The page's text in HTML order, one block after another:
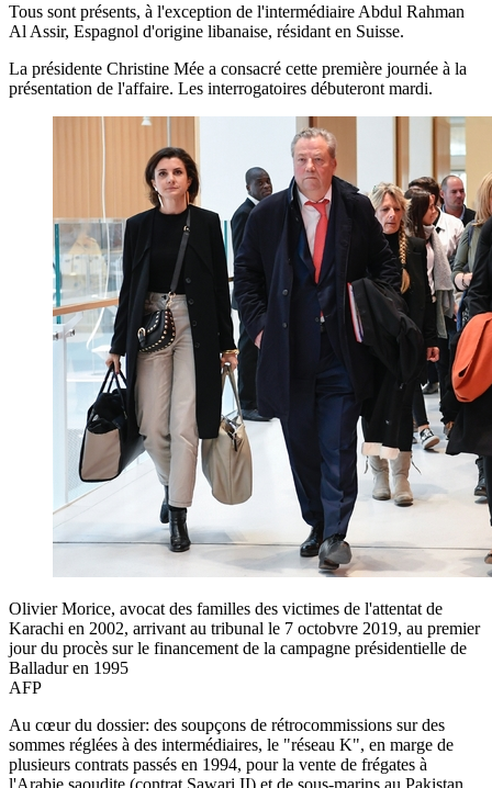
Tous sont présents, à l'exception de l'intermédiaire Abdul Rahman
Al Assir, Espagnol d'origine libanaise, résidant en Suisse.
La présidente Christine Mée a consacré cette première journée à la
présentation de l'affaire. Les interrogatoires débuteront mardi.
Olivier Morice, avocat des familles des victimes de l'attentat de
Karachi en 2002, arrivant au tribunal le 7 octobvre 2019, au premier
jour du procès sur le financement de la campagne présidentielle de
Balladur en 1995
AFP
Au cœur du dossier: des soupçons de rétrocommissions sur des
sommes réglées à des intermédiaires, le "réseau K", en marge de
plusieurs contrats passés en 1994, pour la vente de frégates à
l'Arabie saoudite (contrat Sawari II) et de sous-marins au Pakistan